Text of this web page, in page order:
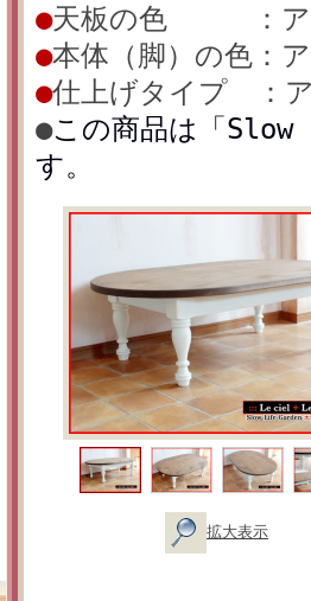
●天板の色 ：ア
●本体（脚）の色：
●仕上げタイプ ：
●この商品は「
す。
拡大表示